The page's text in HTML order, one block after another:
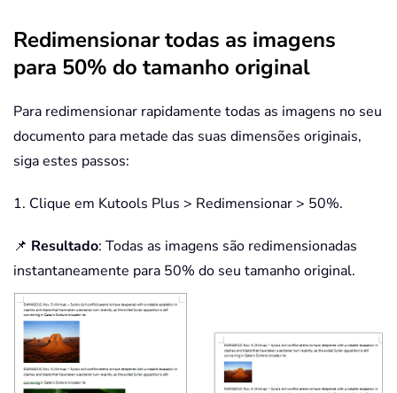
Redimensionar todas as imagens
para 50% do tamanho original
Para redimensionar rapidamente todas as imagens no seu
documento para metade das suas dimensões originais,
siga estes passos:
1. Clique em Kutools Plus > Redimensionar > 50%.
📌 Resultado: Todas as imagens são redimensionadas
instantaneamente para 50% do seu tamanho original.